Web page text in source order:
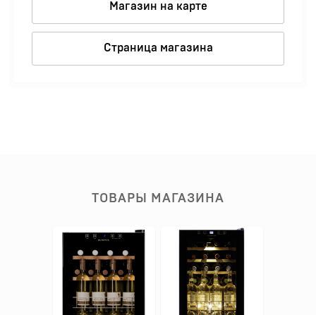
Магазин на карте
Страница магазина
ТОВАРЫ МАГАЗИНА